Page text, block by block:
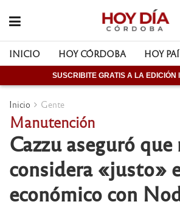
INICIO HOY CÓRDOBA HOY
SUSCRIBITE GRATIS A LA
Inicio Gente
Manutención
Cazzu aseguró que
considera «justo»
económico con